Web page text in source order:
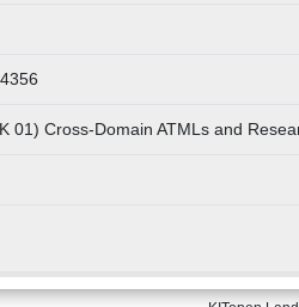
01) Cross-Domain ATMLs and